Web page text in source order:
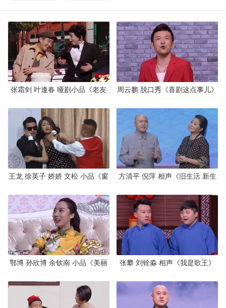
张霜剑 叶逢春 哑剧小品《老友
周云鹏 脱口秀《喜剧这点事儿》
王龙 徐英子 娇娇 文松 小品《窗
方清平 倪萍 相声《旧生活 新生
鄂博 孙欣博 余钦南 小品《美丽
张攀 刘铨淼 相声《我是歌王》